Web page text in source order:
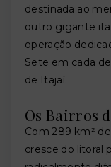
destinada ao
outro gigante
operação
Sete em cada
de Itajaí.
Os Bairros
Com 289 km²
cresce do litoral